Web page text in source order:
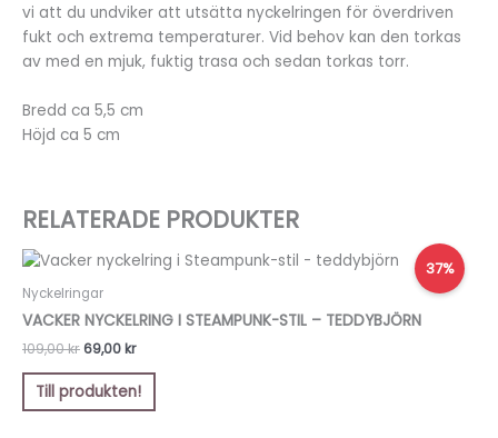
vi att du undviker att utsätta nyckelringen för överdriven
fukt och extrema temperaturer. Vid behov kan den torkas
av med en mjuk, fuktig trasa och sedan torkas torr.
Bredd ca 5,5 cm
Höjd ca 5 cm
RELATERADE PRODUKTER
37%
Nyckelringar
VACKER NYCKELRING I STEAMPUNK-STIL – TEDDYBJÖRN
109,00kr
Det
ursprungliga
priset
var:
109,00 kr.
69,00kr
Det
nuvarande
är:
69,00 kr.
Till produkten!